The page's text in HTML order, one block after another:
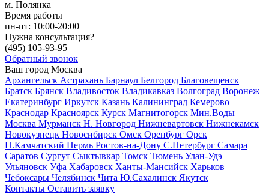
м. Полянка
Время работы
пн-пт: 10:00-20:00
Нужна консультация?
(495) 105-93-95
Обратный звонок
Ваш город Москва
Архангельск Астрахань Барнаул Белгород Благовещенск
Братск Брянск Владивосток Владикавказ Волгоград Воронеж
Екатеринбург Иркутск Казань Калининград Кемерово
Краснодар Красноярск Курск Магнитогорск Мин.Воды
Москва Мурманск Н. Новгород Нижневартовск Нижнекамск
Новокузнецк Новосибирск Омск Оренбург Орск
П.Камчатский Пермь Ростов-на-Дону С.Петербург Самара
Саратов Сургут Сыктывкар Томск Тюмень Улан-Удэ
Ульяновск Уфа Хабаровск Ханты-Мансийск Харьков
Чебоксары Челябинск Чита Ю.Сахалинск Якутск
Контакты Оставить заявку